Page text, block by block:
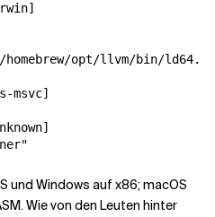
opt/llvm/bin/
msvc]
und Windows auf x86; macOS
Wie von den Leuten hinter